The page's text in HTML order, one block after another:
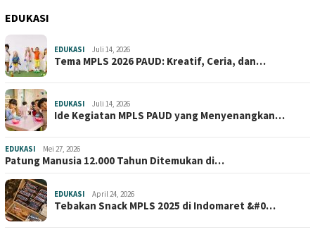
EDUKASI
EDUKASI Juli 14, 2026
Tema MPLS 2026 PAUD: Kreatif, Ceria, dan…
EDUKASI Juli 14, 2026
Ide Kegiatan MPLS PAUD yang Menyenangkan…
EDUKASI Mei 27, 2026
Patung Manusia 12.000 Tahun Ditemukan di…
EDUKASI April 24, 2026
Tebakan Snack MPLS 2025 di Indomaret &#0…